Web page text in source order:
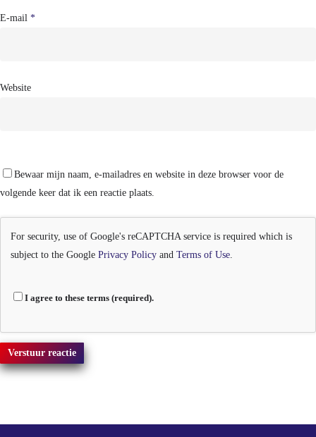
E-mail *
Website
Bewaar mijn naam, e-mailadres en website in deze browser voor de
volgende keer dat ik een reactie plaats.
For security, use of Google's reCAPTCHA service is required which is
subject to the Google Privacy Policy and Terms of Use
I agree to these terms (required).